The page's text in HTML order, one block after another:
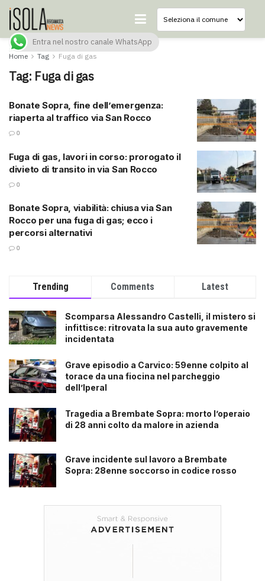
Home Tag Fuga di gas
Tag: Fuga di gas
Bonate Sopra, fine dell’emergenza:
riaperta al traffico via San Rocco
0
Fuga di gas, lavori in corso: prorogato il
divieto di transito in via San Rocco
0
Bonate Sopra, viabilità: chiusa via San
Rocco per una fuga di gas; ecco i
percorsi alternativi
0
Trending Comments Latest
Scomparsa Alessandro Castelli, il mistero si
infittisce: ritrovata la sua auto gravemente
incidentata
Grave episodio a Carvico: 59enne colpito al
torace da una fiocina nel parcheggio
dell’Iperal
Tragedia a Brembate Sopra: morto l’operaio
di 28 anni colto da malore in azienda
Grave incidente sul lavoro a Brembate
Sopra: 28enne soccorso in codice rosso
Entra nel nostro canale WhatsApp